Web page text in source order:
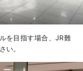
を目指す場合、JR難
い。